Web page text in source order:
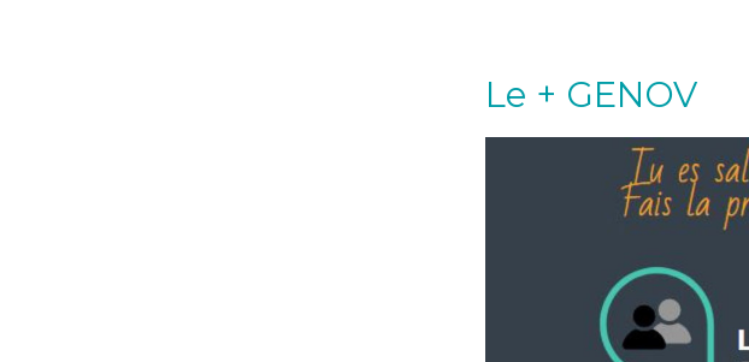
Le + GENOV